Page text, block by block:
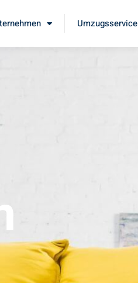
Umzugsservice